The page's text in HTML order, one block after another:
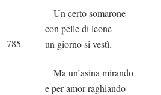
Un certo somarone
con pelle di leone
785
un giorno si vestì.
Ma un’asina mirando
e per amor raghiando